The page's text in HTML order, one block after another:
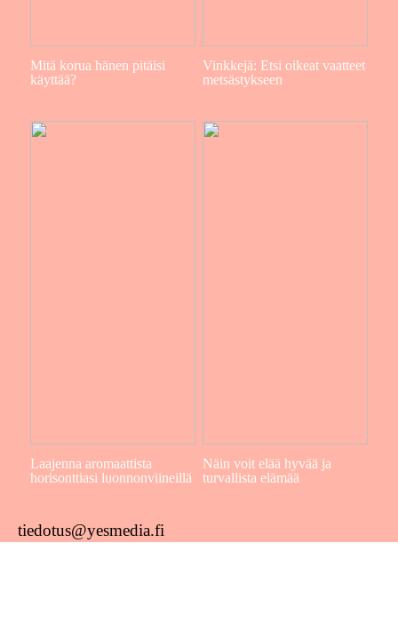
Mitä korua hänen pitäisi
käyttää?
Vinkkejä: Etsi oikeat vaatteet
metsästykseen
Laajenna aromaattista
horisonttiasi luonnonviineillä
Näin voit elää hyvää ja
turvallista elämää
tiedotus@yesmedia.fi